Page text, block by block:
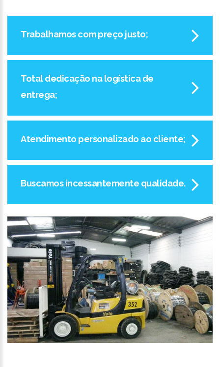
Trabalhamos com preço justo;
Total dedicação na logística de
entrega;
Atendimento personalizado ao cliente;
Buscamos incessantemente qualidade.